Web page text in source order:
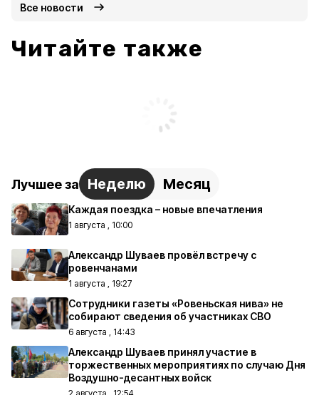
Все новости
Читайте также
Лучшее за Неделю Месяц
Каждая поездка – новые впечатления
1 августа , 10:00
Александр Шуваев провёл встречу с
ровенчанами
1 августа , 19:27
Сотрудники газеты «Ровеньская нива» не
собирают сведения об участниках СВО
6 августа , 14:43
Александр Шуваев принял участие в
торжественных мероприятиях по случаю Дня
Воздушно-десантных войск